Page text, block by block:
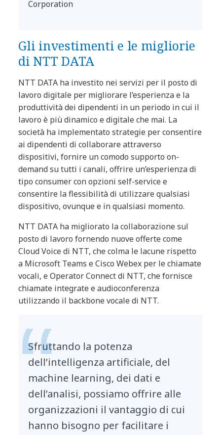
Corporation
Gli investimenti e le migliorie
di NTT DATA
NTT DATA ha investito nei servizi per il posto di
lavoro digitale per migliorare l’esperienza e la
produttività dei dipendenti in un periodo in cui il
lavoro è più dinamico e digitale che mai. La
società ha implementato strategie per consentire
ai dipendenti di collaborare attraverso
dispositivi, fornire un comodo supporto on-
demand su tutti i canali, offrire un’esperienza di
tipo consumer con opzioni self-service e
consentire la flessibilità di utilizzare qualsiasi
dispositivo, ovunque e in qualsiasi momento.
NTT DATA ha migliorato la collaborazione sul
posto di lavoro fornendo nuove offerte come
Cloud Voice di NTT, che colma le lacune rispetto
a Microsoft Teams e Cisco Webex per le chiamate
vocali, e Operator Connect di NTT, che fornisce
chiamate integrate e audioconferenza
utilizzando il backbone vocale di NTT.
Sfruttando la potenza
dell’intelligenza artificiale, del
machine learning, dei dati e
dell’analisi, possiamo offrire alle
organizzazioni il vantaggio di cui
hanno bisogno per facilitare i